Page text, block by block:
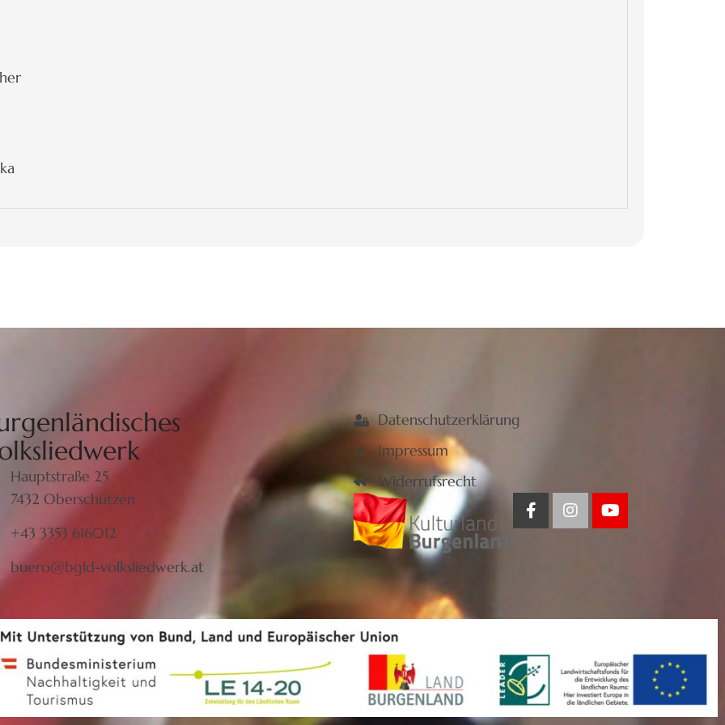
Hauptstraße 25
7432 Oberschützen
+43 3353 616012
buero@bgld-volksliedwerk.at
Datenschutzerklärung
Impressum
Widerrufsrecht